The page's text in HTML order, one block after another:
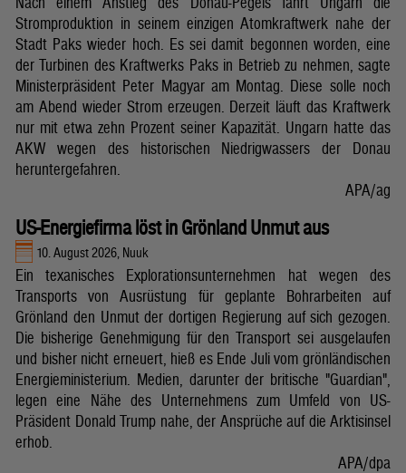
Stromproduktion in seinem einzigen Atomkraftwerk nahe der
Stadt Paks wieder hoch. Es sei damit begonnen worden, eine
der Turbinen des Kraftwerks Paks in Betrieb zu nehmen, sagte
Ministerpräsident Peter Magyar am Montag. Diese solle noch
am Abend wieder Strom erzeugen. Derzeit läuft das Kraftwerk
nur mit etwa zehn Prozent seiner Kapazität. Ungarn hatte das
AKW wegen des historischen Niedrigwassers der Donau
heruntergefahren.
APA/ag
US-Energiefirma löst in Grönland Unmut aus
10. August 2026, Nuuk
Ein texanisches Explorationsunternehmen hat wegen des
Transports von Ausrüstung für geplante Bohrarbeiten auf
Grönland den Unmut der dortigen Regierung auf sich gezogen.
Die bisherige Genehmigung für den Transport sei ausgelaufen
und bisher nicht erneuert, hieß es Ende Juli vom grönländischen
Energieministerium. Medien, darunter der britische "Guardian",
legen eine Nähe des Unternehmens zum Umfeld von US-
Präsident Donald Trump nahe, der Ansprüche auf die Arktisinsel
erhob.
APA/dpa